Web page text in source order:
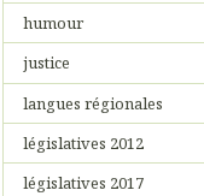
humour
justice
langues régionales
législatives 2012
législatives 2017